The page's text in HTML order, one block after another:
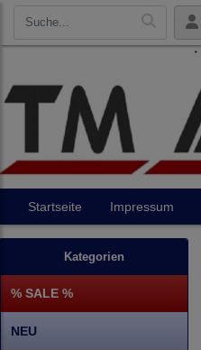
Startseite Impressum
Kategorien
% SALE %
NEU